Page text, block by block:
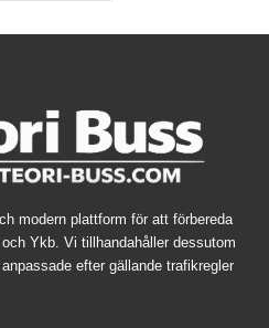
modern plattform för att förbereda
Ykb. Vi tillhandahåller dessutom
efter gällande trafikregler